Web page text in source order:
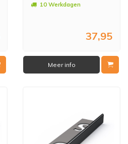
10 Werkdagen
37,95
Meer info